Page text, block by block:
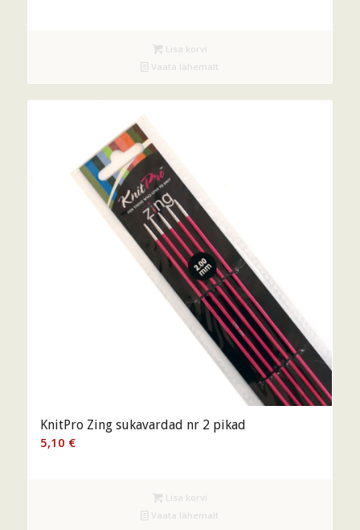
Lisa korvi
Vaata lähemalt
KnitPro Zing sukavardad nr 2 pikad
5,10 €
Lisa korvi
Vaata lähemalt